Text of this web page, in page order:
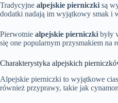
Tradycyjne alpejskie pierniczki są
dodatki nadają im wyjątkowy smak i
Pierwotnie alpejskie pierniczki były
się one popularnym przysmakiem na
Charakterystyka alpejskich
Alpejskie pierniczki to wyjątkowe
również przyprawy, takie jak